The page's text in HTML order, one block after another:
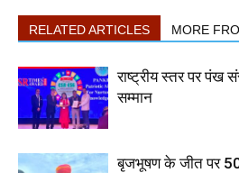
RELATED ARTICLES MORE
राष्ट्रीय स्तर पर पंख
सम्मान
बृजभूषण के जीत पर 50